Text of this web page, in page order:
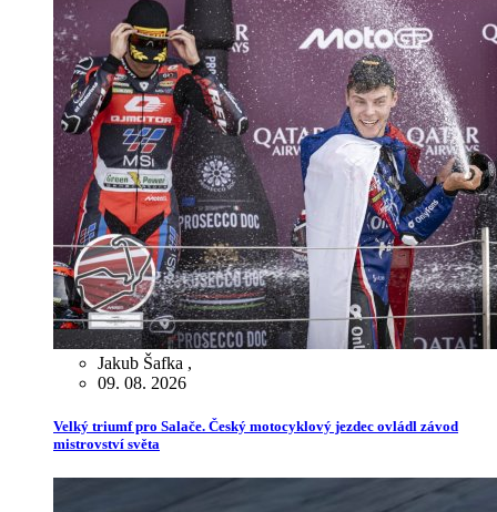
Jakub Šafka ,
09. 08. 2026
Velký triumf pro Salače. Český motocyklový jezdec ovládl závod
mistrovství světa